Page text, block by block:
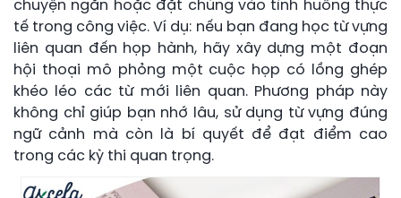
chuyện ngắn hoặc đặt chúng vào tình huống thực
tế trong công việc. Ví dụ: nếu bạn đang học từ vựng
liên quan đến họp hành, hãy xây dựng một đoạn
hội thoại mô phỏng một cuộc họp có lồng ghép
khéo léo các từ mới liên quan. Phương pháp này
không chỉ giúp bạn nhớ lâu, sử dụng từ vựng đúng
ngữ cảnh mà còn là bí quyết để đạt điểm cao
trong các kỳ thi quan trọng.